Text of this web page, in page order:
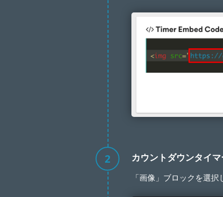
2 カウントダウンタイ
「画像」ブロックを選